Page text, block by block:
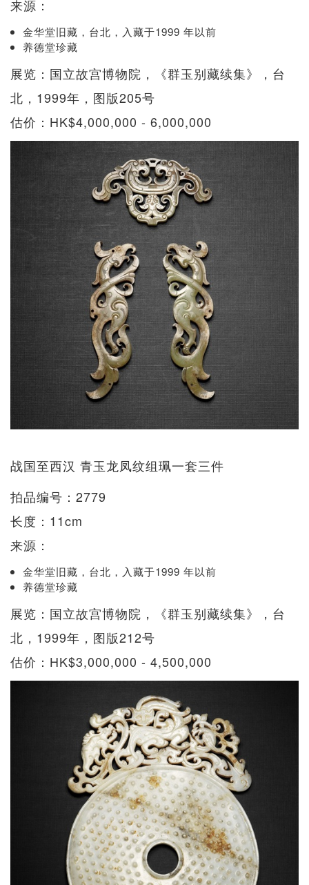
来源：
金华堂旧藏，台北，入藏于1999 年以前
养德堂珍藏
展览：国立故宫博物院，《群玉别藏续集》，台
北，1999年，图版205号
估价：HK$4,000,000 - 6,000,000
战国至西汉 青玉龙凤纹组珮一套三件
拍品编号：2779
长度：11cm
来源：
金华堂旧藏，台北，入藏于1999 年以前
养德堂珍藏
展览：国立故宫博物院，《群玉别藏续集》，台
北，1999年，图版212号
估价：HK$3,000,000 - 4,500,000